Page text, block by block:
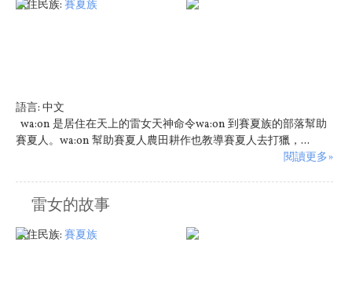
原住民族: 賽夏族
語言: 中文
wa:on 是居住在天上的雷女天神命令wa:on 到賽夏族的部落幫助
賽夏人。wa:on 幫助賽夏人農田耕作也教導賽夏人去打獵，...
閱讀更多»
雷女的故事
原住民族: 賽夏族